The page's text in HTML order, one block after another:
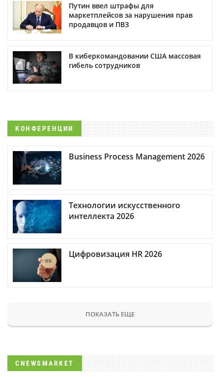
Путин ввел штрафы для
маркетплейсов за нарушения прав
продавцов и ПВЗ
В киберкомандовании США массовая
гибель сотрудников
КОНФЕРЕНЦИИ
Business Process Management 2026
Технологии искусственного
интеллекта 2026
Цифровизация HR 2026
ПОКАЗАТЬ ЕЩЕ
CNEWSMARKET